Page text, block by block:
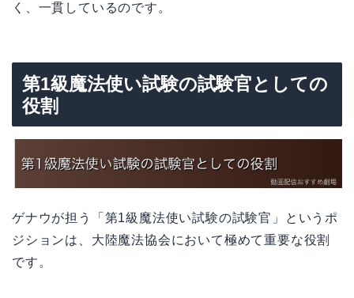
く、一貫しているのです。
第1級魔法使い試験の試験官としての
役割
ゲナウが担う「第1級魔法使い試験の試験官」というポ
ジションは、大陸魔法協会において極めて重要な役割
です。